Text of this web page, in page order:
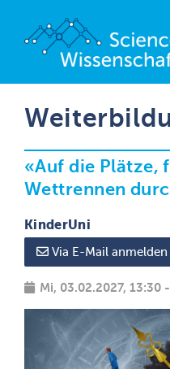
«Auf die Plätze,
Wettrennen
KinderUni
Via E-Mail anmelden
Mi, 03.02.2027, 13:30